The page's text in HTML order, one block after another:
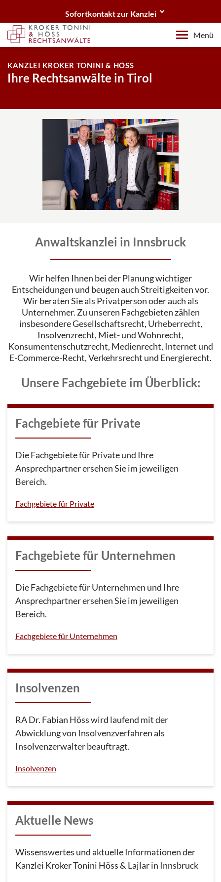
Sofortkontakt zur Kanzlei
Sie benötigen eine kompetente Rechtsberatung?
Wir sind gerne für Sie da.
Telefon
+43 512 583074
Menü
KANZLEI KROKER TONINI & HÖSS
Ihre Rechtsanwälte in Tirol
Anwaltskanzlei in Innsbruck
Wir helfen Ihnen bei der Planung wichtiger
Entscheidungen und beugen auch Streitigkeiten vor.
Wir beraten Sie als Privatperson oder auch als
Unternehmer. Zu unseren Fachgebieten zählen
insbesondere Gesellschaftsrecht, Urheberrecht,
Insolvenzrecht, Miet- und Wohnrecht,
Konsumentenschutzrecht, Medienrecht, Internet und
E-Commerce-Recht, Verkehrsrecht und Energierecht.
Unsere Fachgebiete im Überblick:
Fachgebiete für Private
Die Fachgebiete für Private und Ihre
Ansprechpartner ersehen Sie im jeweiligen
Bereich.
Fachgebiete für Private
Fachgebiete für Unternehmen
Die Fachgebiete für Unternehmen und Ihre
Ansprechpartner ersehen Sie im jeweiligen
Bereich.
Fachgebiete für Unternehmen
Insolvenzen
RA Dr. Fabian Höss wird laufend mit der
Abwicklung von Insolvenzverfahren als
Insolvenzerwalter beauftragt.
Insolvenzen
Aktuelle News
Wissenswertes und aktuelle Informationen der
Kanzlei Kroker Tonini Höss & Lajlar in Innsbruck